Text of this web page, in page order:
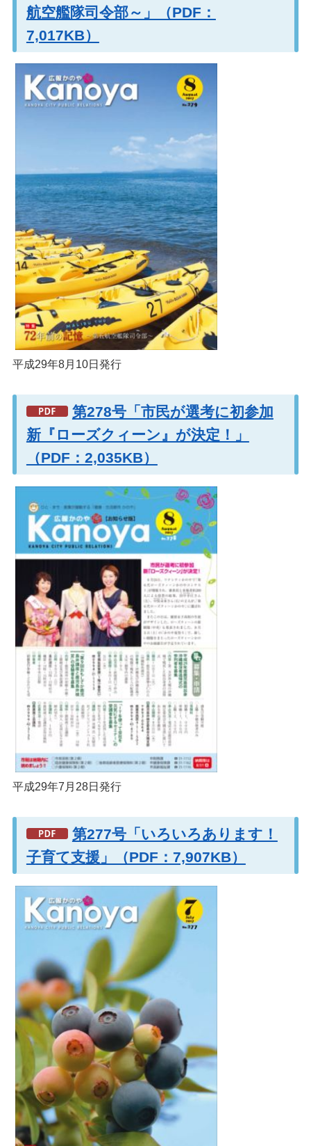
航空艦隊司令部～」（PDF：
7,017KB）
平成29年8月10日発行
第278号「市民が選考に初参加
新『ローズクィーン』が決定！」
（PDF：2,035KB）
平成29年7月28日発行
第277号「いろいろあります！
子育て支援」（PDF：7,907KB）